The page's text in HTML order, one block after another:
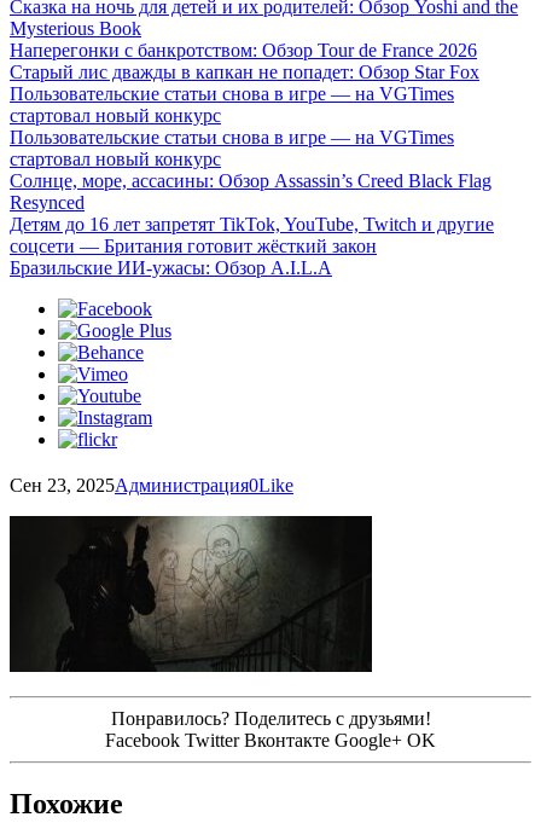
Сказка на ночь для детей и их родителей: Обзор Yoshi and the
Mysterious Book
Наперегонки с банкротством: Обзор Tour de France 2026
Старый лис дважды в капкан не попадет: Обзор Star Fox
Пользовательские статьи снова в игре — на VGTimes
стартовал новый конкурс
Пользовательские статьи снова в игре — на VGTimes
стартовал новый конкурс
Солнце, море, ассасины: Обзор Assassin’s Creed Black Flag
Resynced
Детям до 16 лет запретят TikTok, YouTube, Twitch и другие
соцсети — Британия готовит жёсткий закон
Бразильские ИИ-ужасы: Обзор A.I.L.A
Сен 23, 2025Администрация0Like
Понравилось? Поделитесь с друзьями!
Facebook Twitter Вконтакте Google+ OK
Похожие